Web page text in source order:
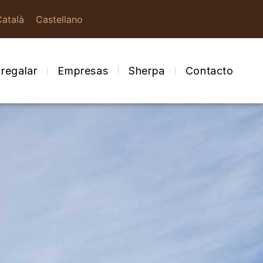
Castellano
Empresas Sherpa Contacto